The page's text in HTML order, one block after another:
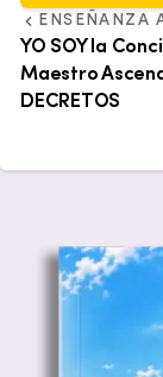
ENSEÑANZA
YO SOY la
Maestro
DECRETOS